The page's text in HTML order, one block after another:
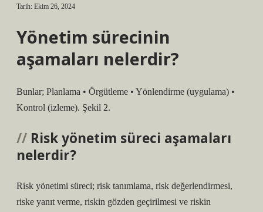
Tarih: Ekim 26, 2024
Yönetim sürecinin
aşamaları nelerdir?
Bunlar; Planlama • Örgütleme • Yönlendirme (uygulama) •
Kontrol (izleme). Şekil 2.
Risk yönetim süreci aşamaları
nelerdir?
Risk yönetimi süreci; risk tanımlama, risk değerlendirmesi,
riske yanıt verme, riskin gözden geçirilmesi ve riskin